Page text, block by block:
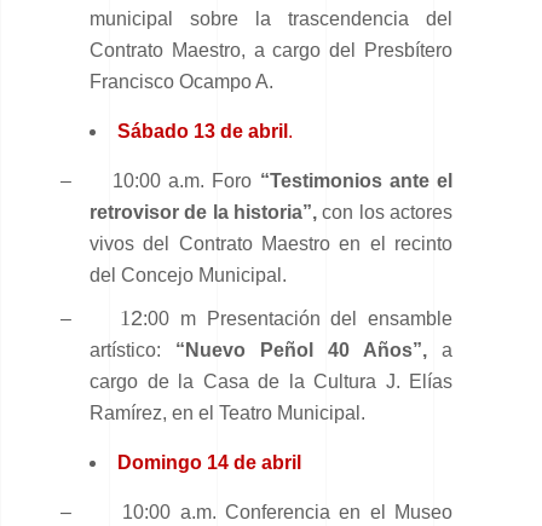
municipal sobre la trascendencia del
Contrato Maestro, a cargo del Presbítero
Francisco Ocampo A.
Sábado 13 de abril .
– 10:00 a.m. Foro “Testimonios ante el
retrovisor de la historia”, con los actores
vivos del Contrato Maestroen el recinto
del Concejo Municipal.
– 12:00 m Presentación del ensamble
artístico: “Nuevo Peñol 40 Años”, a
cargo de la Casa de la Cultura J. Elías
Ramírez, en el Teatro Municipal.
Domingo 14 de abril
– 10:00 a.m. Conferencia en el Museo